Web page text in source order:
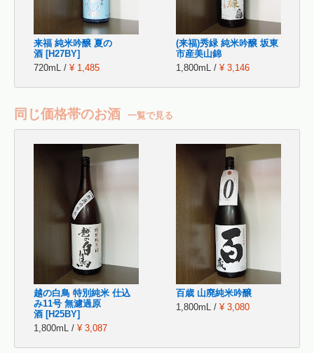
来福 純米吟醸 夏の
酒 [H27BY]
720mL / ¥ 1,485
(来福)秀緑 純米吟醸 坂東
市産美山錦
1,800mL / ¥ 3,146
同じ価格帯のお酒 一覧で見る
越の白鳥 特別純米 仕込
み11号 無濾過原
酒 [H25BY]
1,800mL / ¥ 3,087
百歳 山廃純米吟醸
1,800mL / ¥ 3,080